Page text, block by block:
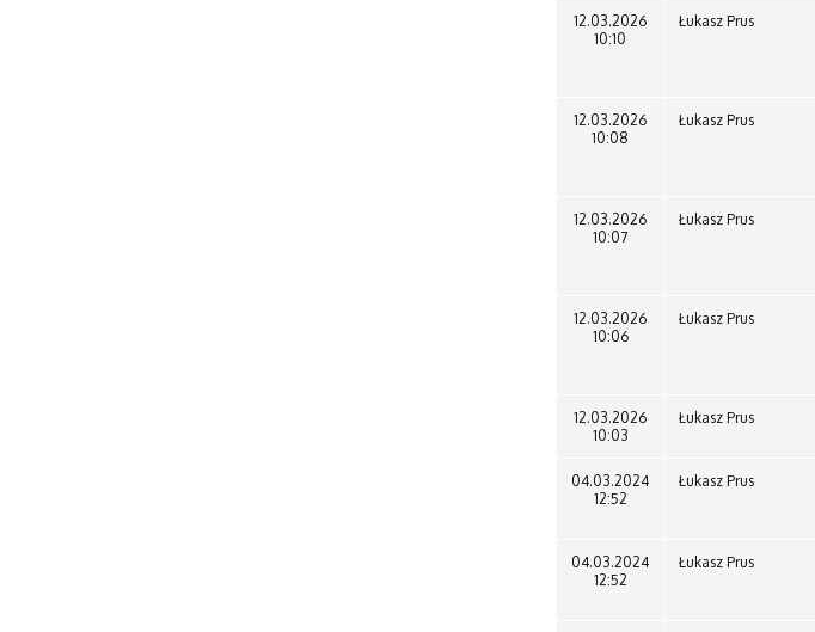
12.03.2026
10:10
Łukasz Prus
12.03.2026
10:08
Łukasz Prus
12.03.2026
10:07
Łukasz Prus
12.03.2026
10:06
Łukasz Prus
12.03.2026
10:03
Łukasz Prus
04.03.2024
12:52
Łukasz Prus
04.03.2024
12:52
Łukasz Prus